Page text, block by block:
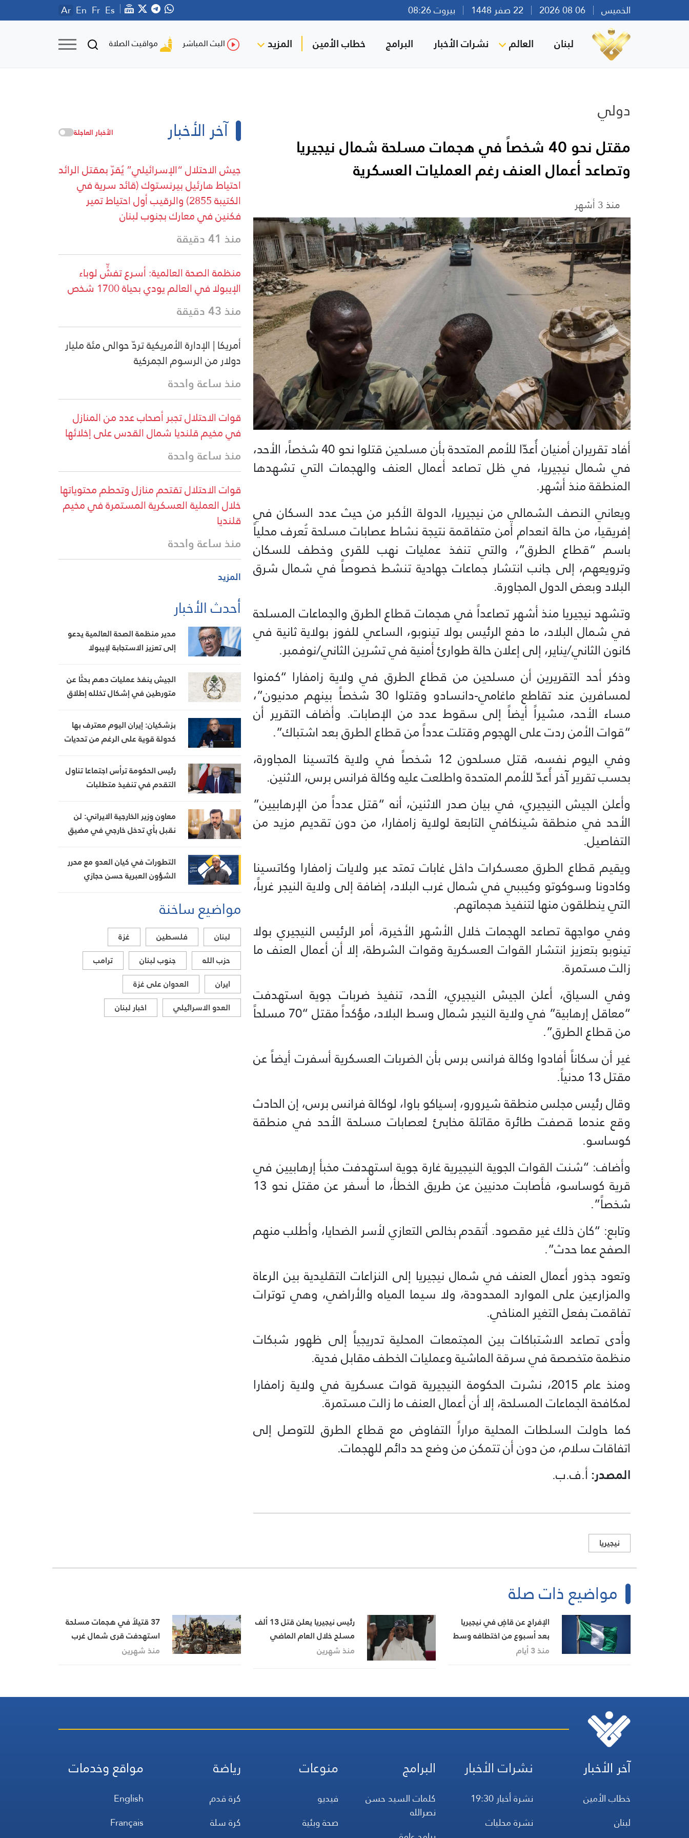
الخميس بيروت 08:26 Ar En Fr Es
لبنان العالم نشرات الأخبار البرامج خطاب الأمين المزيد البث المباشر مواقيت الصلاة
دولي
مقتل نحو 40 شخصاً في هجمات مسلحة شمال نيجيريا
وتصاعد أعمال العنف رغم العمليات العسكرية
منذ 3 أشهر
أفاد تقريران أمنيان أُعدّا للأمم المتحدة بأن مسلحين قتلوا نحو 40 شخصاً، الأحد،
في شمال نيجيريا، في ظل تصاعد أعمال العنف والهجمات التي تشهدها
المنطقة منذ أشهر.
ويعاني النصف الشمالي من نيجيريا، الدولة الأكبر من حيث عدد السكان في
إفريقيا، من حالة انعدام أمن متفاقمة نتيجة نشاط عصابات مسلحة تُعرف محلياً
باسم “قطاع الطرق”، والتي تنفذ عمليات نهب للقرى وخطف للسكان
وترويعهم، إلى جانب انتشار جماعات جهادية تنشط خصوصاً في شمال شرق
البلاد وبعض الدول المجاورة.
وتشهد نيجيريا منذ أشهر تصاعداً في هجمات قطاع الطرق والجماعات المسلحة
في شمال البلاد، ما دفع الرئيس بولا تينوبو، الساعي للفوز بولاية ثانية في
كانون الثاني/يناير، إلى إعلان حالة طوارئ أمنية في تشرين الثاني/نوفمبر.
وذكر أحد التقريرين أن مسلحين من قطاع الطرق في ولاية زامفارا “كمنوا
لمسافرين عند تقاطع ماغامي-دانسادو وقتلوا 30 شخصاً بينهم مدنيون”،
مساء الأحد، مشيراً أيضاً إلى سقوط عدد من الإصابات. وأضاف التقرير أن
“قوات الأمن ردت على الهجوم وقتلت عدداً من قطاع الطرق بعد اشتباك”.
وفي اليوم نفسه، قتل مسلحون 12 شخصاً في ولاية كاتسينا المجاورة،
بحسب تقرير آخر أُعدّ للأمم المتحدة واطلعت عليه وكالة فرانس برس، الاثنين.
وأعلن الجيش النيجيري، في بيان صدر الاثنين، أنه “قتل عدداً من الإرهابيين”
الأحد في منطقة شينكافي التابعة لولاية زامفارا، من دون تقديم مزيد من
التفاصيل.
ويقيم قطاع الطرق معسكرات داخل غابات تمتد عبر ولايات زامفارا وكاتسينا
وكادونا وسوكوتو وكيببي في شمال غرب البلاد، إضافة إلى ولاية النيجر غرباً،
التي ينطلقون منها لتنفيذ هجماتهم.
وفي مواجهة تصاعد الهجمات خلال الأشهر الأخيرة، أمر الرئيس النيجيري بولا
تينوبو بتعزيز انتشار القوات العسكرية وقوات الشرطة، إلا أن أعمال العنف ما
زالت مستمرة.
وفي السياق، أعلن الجيش النيجيري، الأحد، تنفيذ ضربات جوية استهدفت
“معاقل إرهابية” في ولاية النيجر شمال وسط البلاد، مؤكداً مقتل “70 مسلحاً
من قطاع الطرق”.
غير أن سكاناً أفادوا وكالة فرانس برس بأن الضربات العسكرية أسفرت أيضاً عن
مقتل 13 مدنياً.
وقال رئيس مجلس منطقة شيرورو، إسياكو باوا، لوكالة فرانس برس، إن الحادث
وقع عندما قصفت طائرة مقاتلة مخابئ لعصابات مسلحة الأحد في منطقة
كوساسو.
وأضاف: “شنت القوات الجوية النيجيرية غارة جوية استهدفت مخبأ إرهابيين في
قرية كوساسو، فأصابت مدنيين عن طريق الخطأ، ما أسفر عن مقتل نحو 13
شخصاً”.
وتابع: “كان ذلك غير مقصود. أتقدم بخالص التعازي لأسر الضحايا، وأطلب منهم
الصفح عما حدث”.
وتعود جذور أعمال العنف في شمال نيجيريا إلى النزاعات التقليدية بين الرعاة
والمزارعين على الموارد المحدودة، ولا سيما المياه والأراضي، وهي توترات
تفاقمت بفعل التغير المناخي.
وأدى تصاعد الاشتباكات بين المجتمعات المحلية تدريجياً إلى ظهور شبكات
منظمة متخصصة في سرقة الماشية وعمليات الخطف مقابل فدية.
ومنذ عام 2015، نشرت الحكومة النيجيرية قوات عسكرية في ولاية زامفارا
لمكافحة الجماعات المسلحة، إلا أن أعمال العنف ما زالت مستمرة.
كما حاولت السلطات المحلية مراراً التفاوض مع قطاع الطرق للتوصل إلى
اتفاقات سلام، من دون أن تتمكن من وضع حد دائم للهجمات.
المصدر:أ.ف.ب.
نيجيريا
آخر الأخبار الأخبار العاجلة
جيش الاحتلال “الإسرائيلي” يُقرّ بمقتل الرائد
احتياط هارئيل بيرنستوك (قائد سرية في
الكتيبة 2855) والرقيب أول احتياط تمير
فكنين في معارك بجنوب لبنان
منذ 41 دقيقة
منظمة الصحة العالمية: أسرع تفشٍّ لوباء
الإيبولا في العالم يودي بحياة 1700 شخص
منذ 43 دقيقة
أمريكا | الإدارة الأمريكية تردّ حوالى مئة مليار
دولار من الرسوم الجمركية
منذ ساعة واحدة
قوات الاحتلال تجبر أصحاب عدد من المنازل
في مخيم قلنديا شمال القدس على إخلائها
منذ ساعة واحدة
قوات الاحتلال تقتحم منازل وتحطم محتوياتها
خلال العملية العسكرية المستمرة في مخيم
قلنديا
منذ ساعة واحدة
المزيد
أحدث الأخبار
مدير منظمة الصحة العالمية يدعو
إلى تعزيز الاستجابة لإيبولا
الجيش ينفذ عمليات دهم بحثًا عن
متورطين في إشكال تخلله إطلاق
ويتلف 16 خيمة مزروعة بالماريجوانا
بزشكيان: إيران اليوم معترف بها
كدولة قوية على الرغم من تحديات
رئيس الحكومة ترأس اجتماعا تناول
التقدم في تنفيذ متطلبات
من القائمة الرمادية
معاون وزير الخارجية الايراني: لن
نقبل بأي تدخل خارجي في مضيق
التطورات في كيان العدو مع محرر
الشؤون العبرية حسن حجازي
مواضيع ساخنة
لبنان فلسطين
غزة
حزب الله
جنوب لبنان
ترامب
ايران
العدوان على غزة
العدو الاسرائيلي
اخبار لبنان
مواضيع ذات صلة
الإفراج عن قاضٍ في نيجيريا
بعد أسبوع من اختطافه وسط
تصاعد نشاط العصابات
منذ 3 أيام
رئيس نيجيريا يعلن قتل 13 ألف
مسلح خلال العام الماضي
منذ شهرين
37 قتيلاً في هجمات مسلحة
استهدفت قرى شمال غرب
نيجيريا خلال يومين
منذ شهرين
آخر الأخبار
خطاب الأمين
لبنان
نشرات الأخبار
نشرة أخبار 19:30
نشرة محليات
البرامج
كلمات السيد حسن
نصرالله
منوعات
فيديو
صحة وبئية
رياضة
كرة قدم
كرة سلة
مواقع وخدمات
English
Français